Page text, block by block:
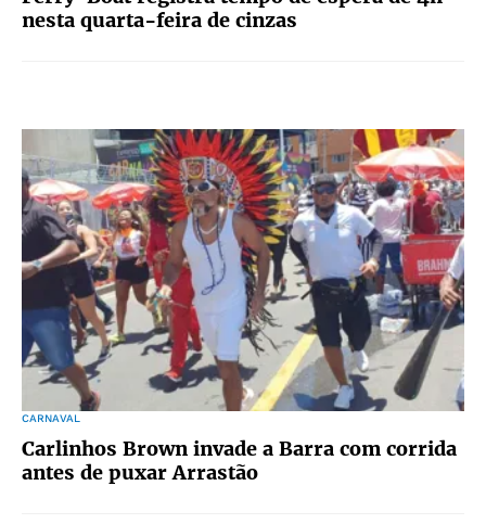
nesta quarta-feira de cinzas
CARNAVAL
Carlinhos Brown invade a Barra com corrida
antes de puxar Arrastão